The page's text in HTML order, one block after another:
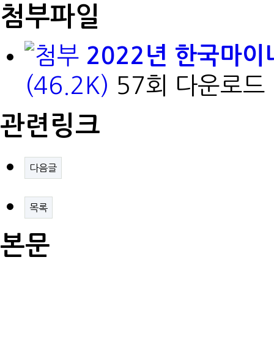
첨부파일
2022년 한국마이
(46.2K) 57회 다운로드
관련링크
다음글
목록
본문